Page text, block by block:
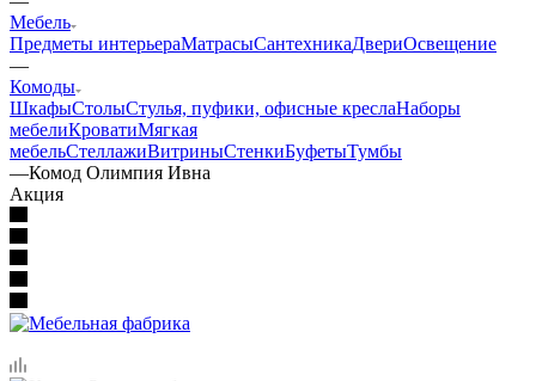
Мебель
Предметы интерьераМатрасыСантехникаДвериОсвещение
—
Комоды
ШкафыСтолыСтулья, пуфики, офисные креслаНаборы
мебелиКроватиМягкая
мебельСтеллажиВитриныСтенкиБуфетыТумбы
—Комод Олимпия Ивна
Акция